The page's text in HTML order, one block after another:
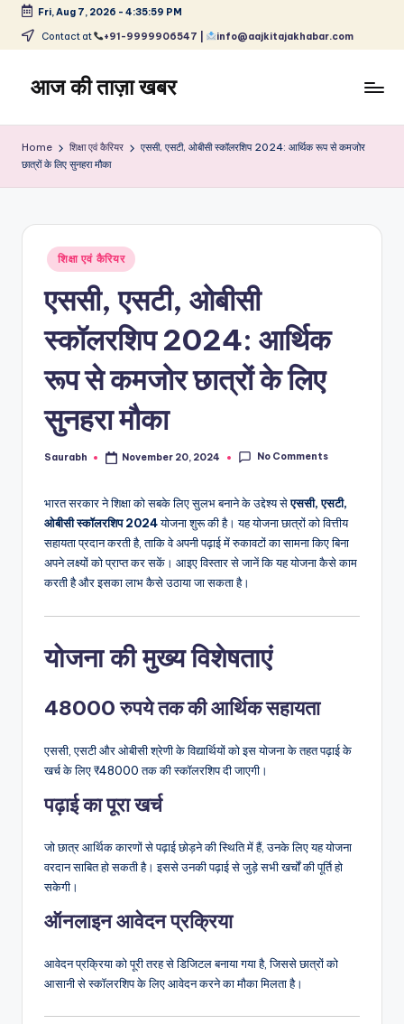
Skip
content
Fri, Aug 7, 2026 - 4:35:59 PM
Contact at +91-9999906547 | info@aajkitajakhabar.com
आज की ताज़ा खबर
ताज़ा
खेल,
और
Home शिक्षा एवं कैरियर
एससी, एसटी, ओबीसी स्कॉलरशिप 2024: आर्थिक रूप से कमजोर
छात्रों के लिए सुनहरा मौका
Posted
in
शिक्षा एवं कैरियर
एससी, एसटी, ओबीसी
स्कॉलरशिप 2024: आर्थिक
रूप से कमजोर छात्रों के लिए
सुनहरा मौका
Posted
Saurabh November 20, 2024 No Comments
भारत सरकार ने शिक्षा को सबके लिए सुलभ बनाने के उद्देश्य सेएससी, एसटी,
ओबीसी स्कॉलरशिप 2024योजना शुरू की है। यह योजना छात्रों को वित्तीय
सहायता प्रदान करती है, ताकि वे अपनी पढ़ाई में रुकावटों का सामना किए बिना
अपने लक्ष्यों को प्राप्त कर सकें। आइए विस्तार से जानें कि यह योजना कैसे काम
करती है और इसका लाभ कैसे उठाया जा सकता है।
योजना की मुख्य विशेषताएं
48000 रुपये तक की आर्थिक सहायता
एससी, एसटी और ओबीसी श्रेणी के विद्यार्थियों को इस योजना के तहत पढ़ाई के
खर्च के लिए ₹48000 तक की स्कॉलरशिप दी जाएगी।
पढ़ाई का पूरा खर्च
जो छात्र आर्थिक कारणों से पढ़ाई छोड़ने की स्थिति में हैं, उनके लिए यह योजना
वरदान साबित हो सकती है। इससे उनकी पढ़ाई से जुड़े सभी खर्चों की पूर्ति हो
सकेगी।
ऑनलाइन आवेदन प्रक्रिया
आवेदन प्रक्रिया को पूरी तरह से डिजिटल बनाया गया है, जिससे छात्रों को
आसानी से स्कॉलरशिप के लिए आवेदन करने का मौका मिलता है।